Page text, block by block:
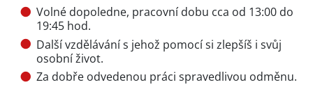
Volné dopoledne, pracovní dobu cca od 13:00 do
19:45 hod.
Další vzdělávání s jehož pomocí si zlepšíš i svůj
osobní život.
Za dobře odvedenou práci spravedlivou odměnu.